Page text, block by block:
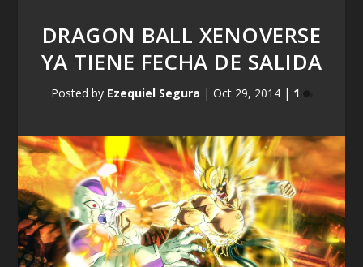
DRAGON BALL XENOVERSE
YA TIENE FECHA DE SALIDA
Posted by Ezequiel Segura | Oct 29, 2014| 1